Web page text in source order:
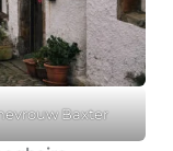
Baxter